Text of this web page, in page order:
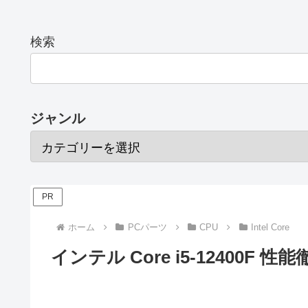
検索
ジャンル
PR
ホーム PCパーツ CPU Intel Core
インテル Core i5-12400F 性能